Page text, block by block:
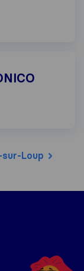
Loup